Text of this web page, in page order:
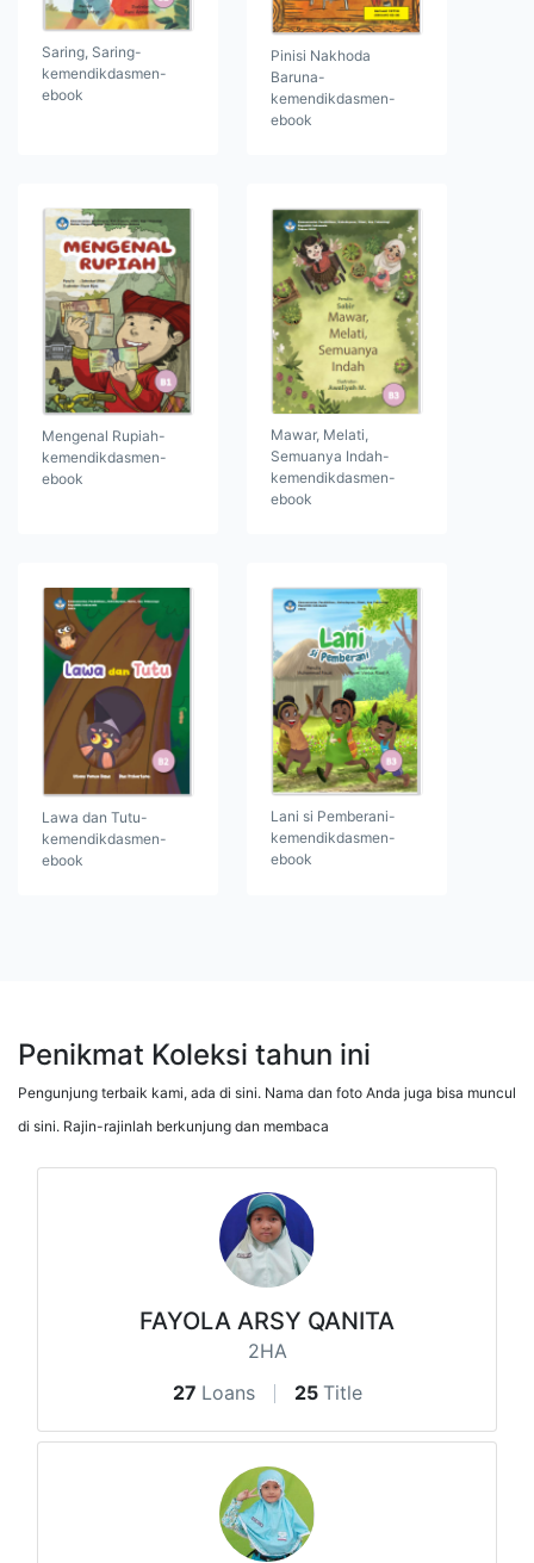
Saring, Saring-
kemendikdasmen-
ebook
Pinisi Nakhoda
Baruna-
kemendikdasmen-
ebook
Mengenal Rupiah-
kemendikdasmen-
ebook
Mawar, Melati,
Semuanya Indah-
kemendikdasmen-
ebook
Lawa dan Tutu-
kemendikdasmen-
ebook
Lani si Pemberani-
kemendikdasmen-
ebook
Penikmat Koleksi tahun ini
Pengunjung terbaik kami, ada di sini. Nama dan foto Anda juga bisa muncul
di sini. Rajin-rajinlah berkunjung dan membaca
FAYOLA ARSY QANITA
2HA
27 Loans 25 Title